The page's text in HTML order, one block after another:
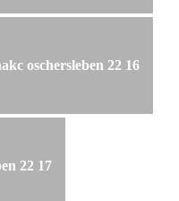
oschersleben 22 16
22 17